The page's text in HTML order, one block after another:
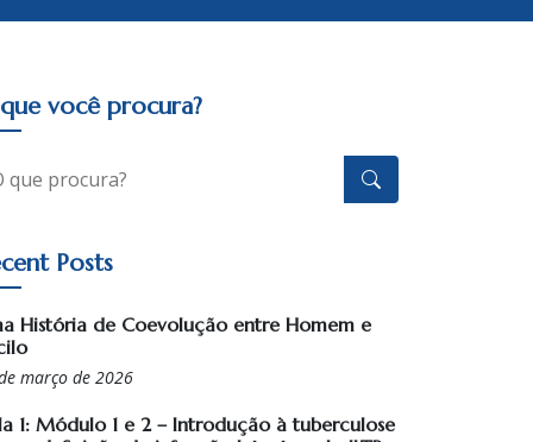
você procura?
Posts
História de Coevolução entre Homem e
março de 2026
1: Módulo 1 e 2 – Introdução à tuberculose